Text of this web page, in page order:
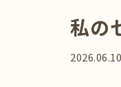
私の
2026.06.10